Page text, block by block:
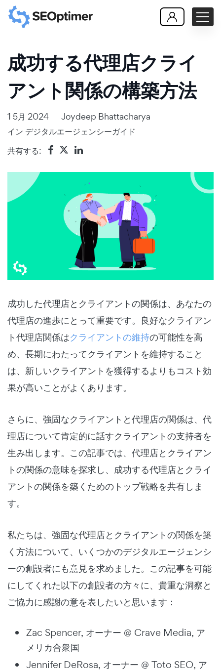
成功する代理店クライ
アント関係の構築方法
1 5月 2024
Joydeep Bhattacharya
イン デジタルエージェンシーガイド
共有する:
成功した代理店とクライアントの関係は、あなたの
代理店の進歩にとって重要です。良好なクライアン
ト代理店関係はクライアントの維持の可能性を高
め、長期にわたってクライアントを維持すること
は、新しいクライアントを獲得するよりもコスト効
果が高いことがよくあります。
さらに、強固なクライアントと代理店の関係は、代
理店について肯定的に話すクライアントの支持者を
生み出します。この記事では、代理店とクライアン
トの関係の意味を探求し、成功する代理店とクライ
アントの関係を築くためのトップ戦略を共有しま
す。
私たちは、強固な代理店とクライアントの関係を築
く方法について、いくつかのデジタルエージェンシ
ーの創設者にも意見を求めました。この記事を可能
にしてくれた以下の創設者の方々に、貴重な洞察と
ご協力に感謝の意を表したいと思います：
Zac Spencer, オーナー @ Crave Media, ア
メリカ合衆国
Jennifer DeRosa, オーナー @ Toto SEO, ア